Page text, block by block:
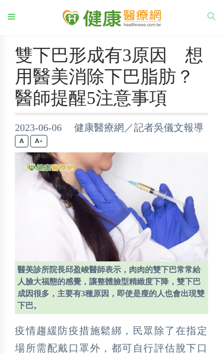
雙下巴形成有3原因 想
用醫美消除下巴脂肪？
醫師提醒5注意事項
2023-06-06 健康醫療網／記者吳儀文報導
+
醫美診所院長邱盈峻醫師表示，肉肉的雙下巴常常給
人臉大福態的感覺，讓整體臉型精緻度下降，雙下巴
成因很多，主要有3種原因，即使是瘦的人也會出現雙
下巴。
疫情趨緩防疫措施鬆綁，民眾除了在指定
場所需配戴口罩外，都可自行評估脫下口